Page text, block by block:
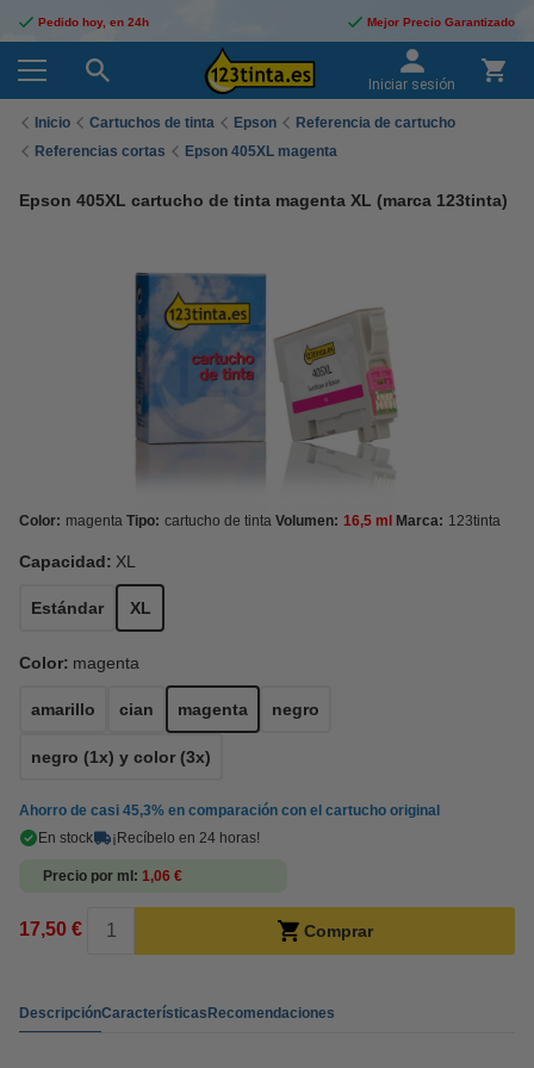
Pedido hoy, en 24h Mejor Precio Garantizado
Iniciar sesión
Inicio Cartuchos de tinta Epson
Referencia de cartucho
Referencias cortas
Epson 405XL magenta
Epson 405XL cartucho de tinta magenta XL (marca 123tinta)
Color: magenta Tipo: cartucho de tinta Volumen: 16,5 ml Marca: 123tinta
Capacidad: XL
Estándar XL
Color: magenta
amarillo cian magenta negro
negro (1x) y color (3x)
Ahorro de casi 45,3% en comparación con el cartucho original
En stock
¡Recíbelo en 24 horas!
Precio por ml 1,06 €
17,50 € Comprar
DescripciónCaracterísticasRecomendaciones